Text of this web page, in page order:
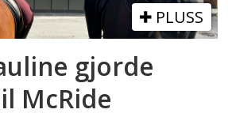
PLUSS
gjorde
McRide